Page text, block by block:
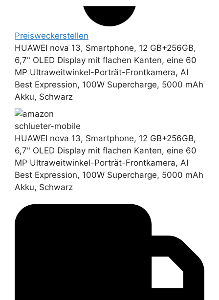
Preisweckerstellen
HUAWEI nova 13, Smartphone, 12 GB+256GB,
6,7" OLED Display mit flachen Kanten, eine 60
MP Ultraweitwinkel-Porträt-Frontkamera, AI
Best Expression, 100W Supercharge, 5000 mAh
Akku, Schwarz
schlueter-mobile
HUAWEI nova 13, Smartphone, 12 GB+256GB,
6,7" OLED Display mit flachen Kanten, eine 60
MP Ultraweitwinkel-Porträt-Frontkamera, AI
Best Expression, 100W Supercharge, 5000 mAh
Akku, Schwarz